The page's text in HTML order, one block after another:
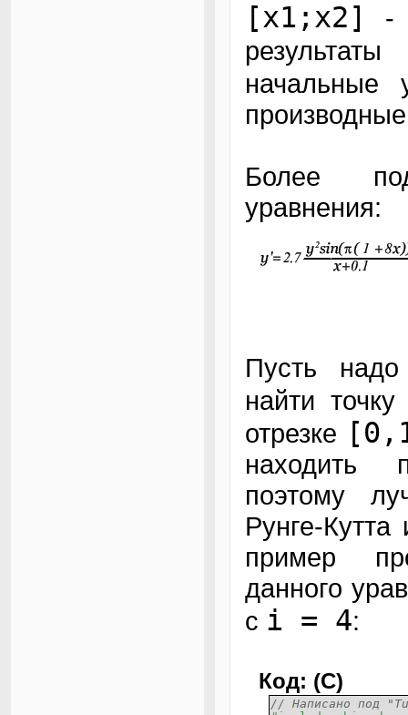
[x1;x2]
-
начальные
Более
уравнения:
Пусть
найти
отрезке
находить
поэтому
Рунге-
пример
данного
с i = 4:
Код: (C)
// Написано под